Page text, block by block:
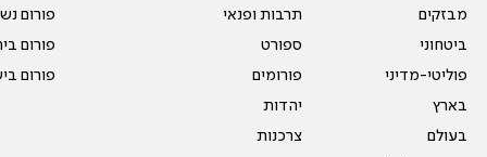
מבזקים
ביטחוני
פוליטי-מדיני
בארץ
בעולם
תרבות ופנאי
ספורט
פורומים
יהדות
צרכנות
פורום
פורום
פורום